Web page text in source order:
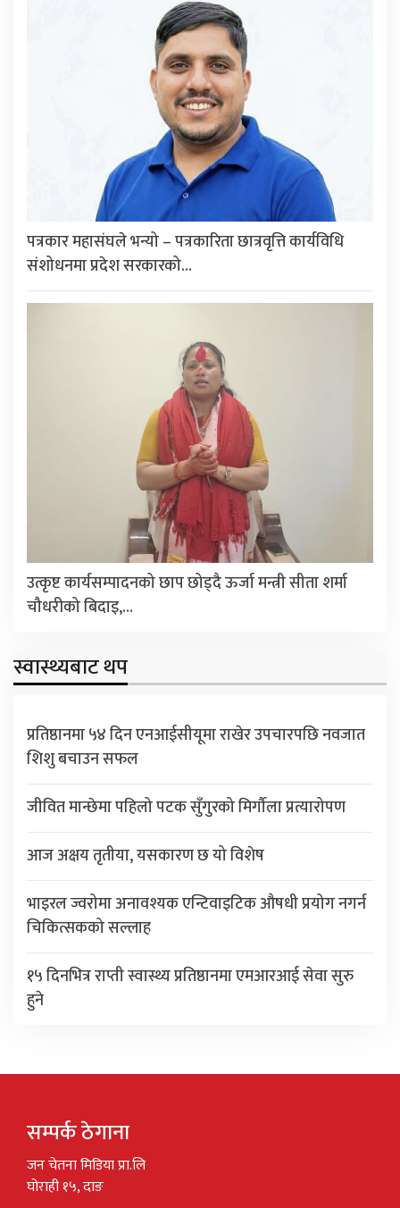
पत्रकार महासंघले भन्यो – पत्रकारिता छात्रवृत्ति कार्यविधि
संशोधनमा प्रदेश सरकारको…
उत्कृष्ट कार्यसम्पादनको छाप छोड्दै ऊर्जा मन्त्री सीता शर्मा
चौधरीको बिदाइ,…
स्वास्थ्यबाट थप
प्रतिष्ठानमा ५४ दिन एनआईसीयूमा राखेर उपचारपछि नवजात
शिशु बचाउन सफल
जीवित मान्छेमा पहिलो पटक सुँगुरको मिर्गौला प्रत्यारोपण
आज अक्षय तृतीया, यसकारण छ यो विशेष
भाइरल ज्वरोमा अनावश्यक एन्टिवाइटिक औषधी प्रयोग नगर्न
चिकित्सकको सल्लाह
१५ दिनभित्र राप्ती स्वास्थ्य प्रतिष्ठानमा एमआरआई सेवा सुरु
हुने
सम्पर्क ठेगाना
जन चेतना मिडिया प्रा.लि
घोराही १५, दाङ